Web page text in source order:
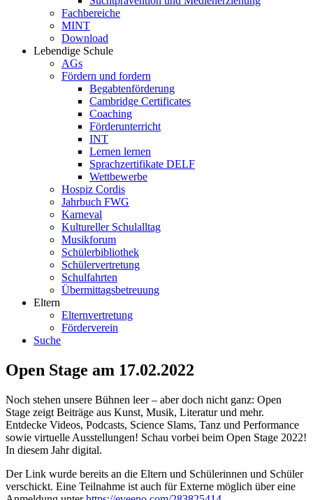
Fachbereiche
MINT
Download
Lebendige Schule
AGs
Fördern und fordern
Begabtenförderung
Cambridge Certificates
Coaching
Förderunterricht
INT
Lernen lernen
Sprachzertifikate DELF
Wettbewerbe
Hospiz Cordis
Jahrbuch FWG
Karneval
Kultureller Schulalltag
Musikforum
Schülerbibliothek
Schülervertretung
Schulfahrten
Übermittagsbetreuung
Eltern
Elternvertretung
Förderverein
Suche
Open Stage am 17.02.2022
Noch stehen unsere Bühnen leer – aber doch nicht ganz: Open
Stage zeigt Beiträge aus Kunst, Musik, Literatur und mehr.
Entdecke Videos, Podcasts, Science Slams, Tanz und Performance
sowie virtuelle Ausstellungen! Schau vorbei beim Open Stage 2022!
In diesem Jahr digital.
Der Link wurde bereits an die Eltern und Schülerinnen und Schüler
verschickt. Eine Teilnahme ist auch für Externe möglich über eine